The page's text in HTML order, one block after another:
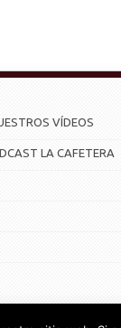
VÍDEOS
LA CAFETERA